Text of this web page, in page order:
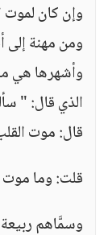
وإن كان
ومن مهنة إلى
وأشهرها هي
الذي قال: "
قال: موت
قلت: وما موت
وسمَّاهم ربيعة